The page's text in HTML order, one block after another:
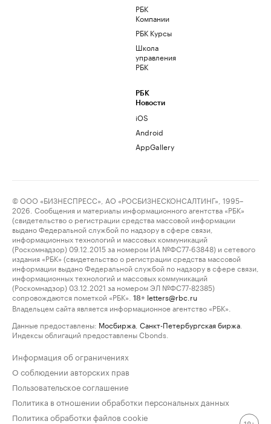
РБК
Компании
РБК Курсы
Школа
управления
РБК
РБК
Новости
iOS
Android
AppGallery
© ООО «БИЗНЕСПРЕСС», АО «РОСБИЗНЕСКОНСАЛТИНГ», 1995–
2026. Сообщения и материалы информационного агентства «РБК»
(свидетельство о регистрации средства массовой информации
выдано Федеральной службой по надзору в сфере связи,
информационных технологий и массовых коммуникаций
(Роскомнадзор) 09.12.2015 за номером ИА №ФС77-63848) и сетевого
издания «РБК» (свидетельство о регистрации средства массовой
информации выдано Федеральной службой по надзору в сфере связи,
информационных технологий и массовых коммуникаций
(Роскомнадзор) 03.12.2021 за номером ЭЛ №ФС77-82385)
сопровождаются пометкой «РБК».
18+ letters@rbc.ru
Владельцем сайта является информационное агентство «РБК».
Данные предоставлены: Мосбиржа Санкт-Петербургская биржа
Индексы облигаций предоставлены Cbonds.
Информация об ограничениях
О соблюдении авторских прав
Пользовательское соглашение
Политика в отношении обработки персональных данных
Политика обработки файлов cookie